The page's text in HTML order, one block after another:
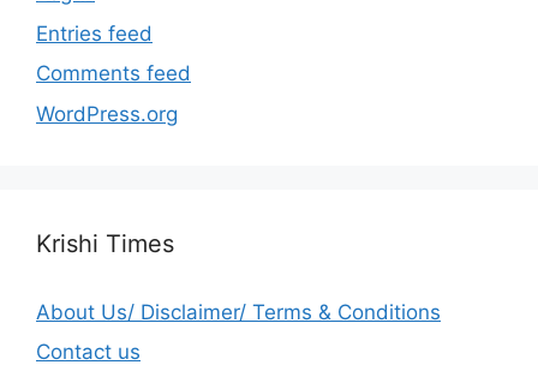
Entries feed
Comments feed
WordPress.org
Krishi Times
About Us/ Disclaimer/ Terms & Conditions
Contact us